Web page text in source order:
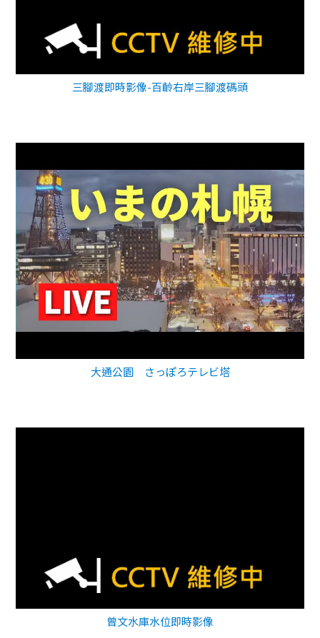
三腳渡即時影像-百齡右岸三腳渡碼頭
大通公園 さっぽろテレビ塔
曾文水庫水位即時影像